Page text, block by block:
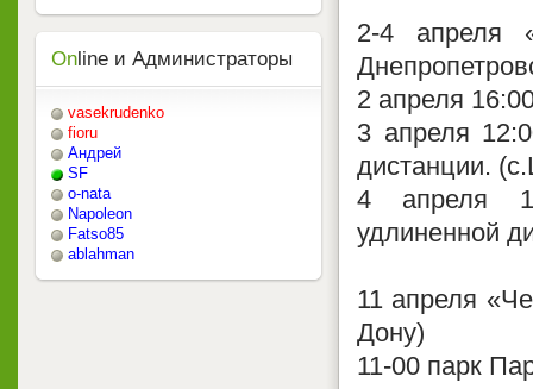
2-4 апреля
2 апреля
3 апреля
дистанции.
4 апреля
удлиненной
11 апреля
Дону)
11-00 парк
On line и Администраторы
vasekrudenko
fioru
Андрей
SF
o-nata
Napoleon
Fatso85
ablahman